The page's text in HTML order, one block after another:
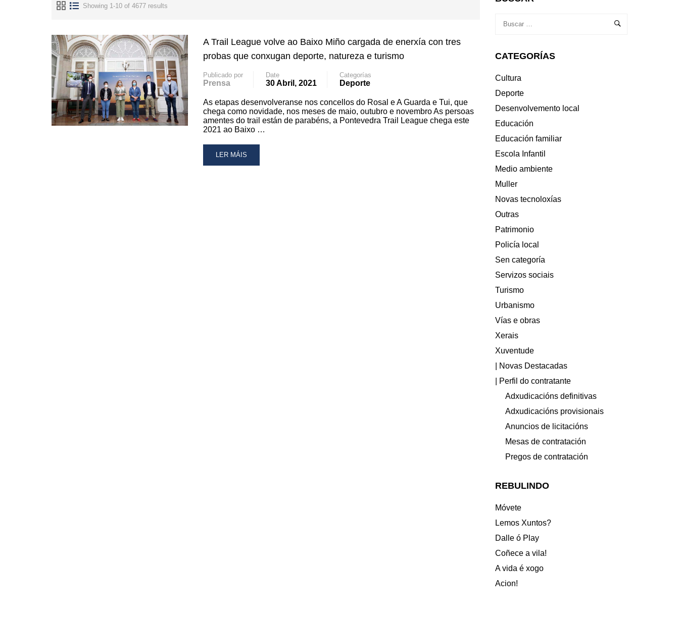
Showing 1-10 of 4677 results
A Trail League volve ao Baixo Miño cargada de enerxía con tres
probas que conxugan deporte, natureza e turismo
Publicado por
Prensa
Date
30 Abril, 2021
Categorías
Deporte
As etapas desenvolveranse nos concellos do Rosal e A Guarda e Tui, que
chega como novidade, nos meses de maio, outubro e novembro As persoas
amentes do trail están de parabéns, a Pontevedra Trail League chega este
2021 ao Baixo …
READ
MORE
LER MÁIS
CATEGORÍAS
Cultura
Deporte
Desenvolvemento local
Educación
Educación familiar
Escola Infantil
Medio ambiente
Muller
Novas tecnoloxías
Outras
Patrimonio
Policía local
Sen categoría
Servizos sociais
Turismo
Urbanismo
Vías e obras
Xerais
Xuventude
| Novas Destacadas
| Perfil do contratante
Adxudicacións definitivas
Adxudicacións provisionais
Anuncios de licitacións
Mesas de contratación
Pregos de contratación
REBULINDO
Móvete
Lemos Xuntos?
Dalle ó Play
Coñece a vila!
A vida é xogo
Acion!